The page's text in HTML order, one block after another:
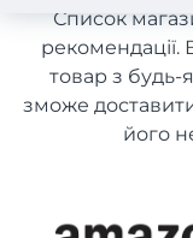
Список
товар з будь-
зможе
його